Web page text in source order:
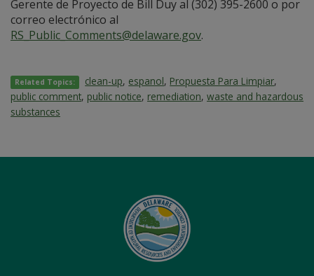
Gerente de Proyecto de Bill Duy al (302) 395-2600 o por
correo electrónico al
RS_Public_Comments@delaware.gov.
Related Topics: clean-up, espanol, Propuesta Para Limpiar,
public comment, public notice, remediation, waste and hazardous
substances